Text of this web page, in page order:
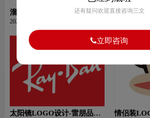
溜冰鞋LOGO设计-COUGAR
美洲狮品牌logo设计
2025-02-07
树LOGO
太阳镜LOGO设计-雷朋品牌
情侣装
还有疑问欢迎直接咨询三文
立即咨询